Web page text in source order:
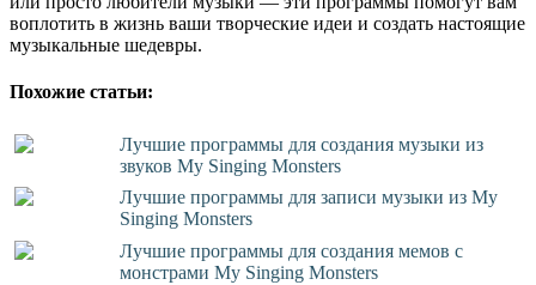
воплотить в жизнь ваши творческие идеи и создать настоящие
музыкальные шедевры.
Похожие статьи:
Лучшие программы для создания музыки из
звуков My Singing Monsters
Лучшие программы для записи музыки из My
Singing Monsters
Лучшие программы для создания мемов с
монстрами My Singing Monsters